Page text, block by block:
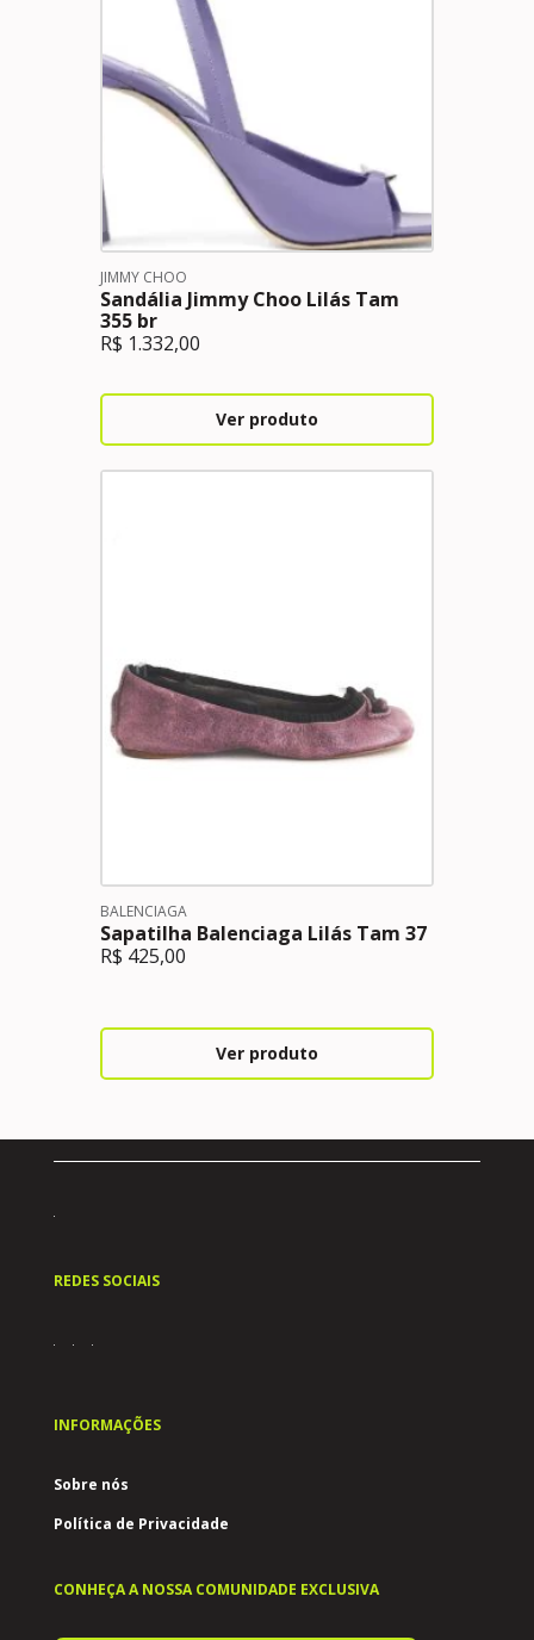
JIMMY CHOO
Sandália Jimmy Choo Lilás Tam
355 br
R$ 1.332,00
Ver produto
BALENCIAGA
Sapatilha Balenciaga Lilás Tam 37
R$ 425,00
Ver produto
REDES SOCIAIS
INFORMAÇÕES
Sobre nós
Política de Privacidade
CONHEÇA A NOSSA COMUNIDADE EXCLUSIVA